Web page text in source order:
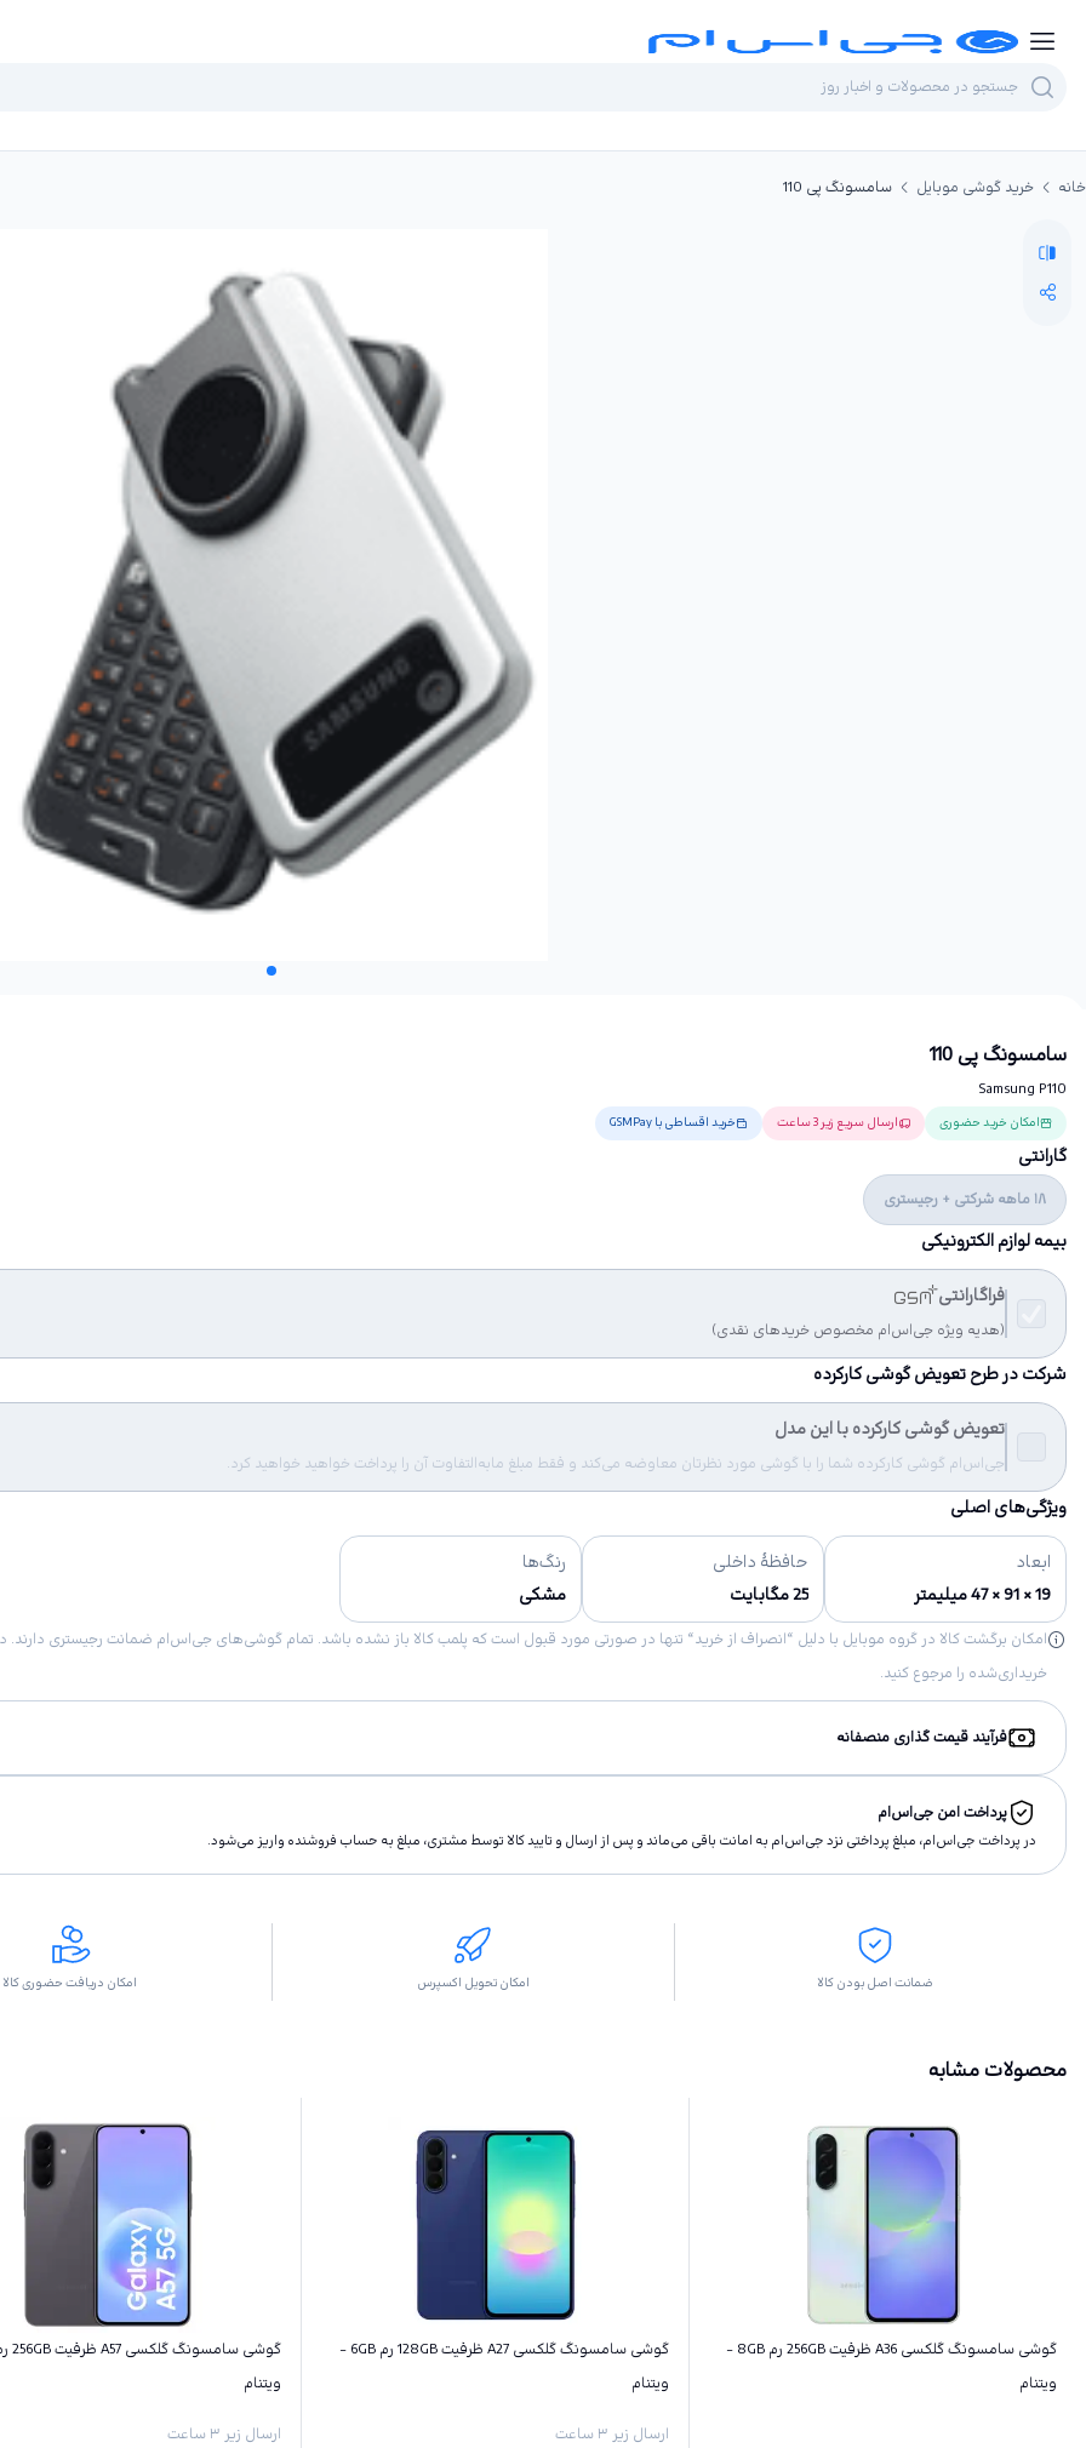
خانه خرید گوشی موبایل سامسونگ پی 110
سامسونگ پی 110
Samsung P110
امکان خرید حضوری ارسال سریع زیر 3 ساعت خرید اقساطی با GSMPay
گارانتی
18 ماهه شرکتی + رجیستری
بیمه لوازم الکترونیکی
فراگارانتی
(هدیه ویژه جی‌اس‌ام مخصوص خریدهای نقدی)
شرکت در طرح تعویض گوشی کارکرده
تعویض گوشی کارکرده با این مدل
جی‌اس‌ام گوشی کارکرده شما را با گوشی مورد نظرتان معاوضه می‌کند و فقط مبلغ مابه‌التفاوت آن را پرداخت خواهید خواهید کرد.
ویژگی‌های اصلی
ابعاد
19 × 91 × 47 میلیمتر
حافظهٔ داخلی
25 مگابایت
رنگ‌ها
مشکی
خریداری‌شده را مرجوع کنید.
فرآیند قیمت گذاری منصفانه
پرداخت امن جی‌اس‌ام
در پرداخت جی‌اس‌ام، مبلغ پرداختى نزد جی‌اس‌ام به امانت باقى مى‌ماند و پس از ارسال و تاييد كالا توسط مشتری، مبلغ به حساب فروشنده واريز مى‌شود.
ضمانت اصل بودن کالا امکان تحویل اکسپرس امکان دریافت حضوری کالا
محصولات مشابه
گوشی سامسونگ گلکسی A36 ظرفیت 256GB رم 8GB -
ویتنام
گوشی سامسونگ گلکسی A27 ظرفیت 128GB رم 6GB -
ویتنام
ارسال زیر ۳ ساعت
ویتنام
ارسال زیر ۳ ساعت